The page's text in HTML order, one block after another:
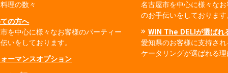
理の数々
の方へ
を中心に様々なお客様のパーティー
いをしております。
ーマンスオプション
名古屋市を中心に様々な
のお手伝いをしております
WIN The DELIが選ばれ
愛知県のお客様に支持さ
ケータリングが選ばれる理